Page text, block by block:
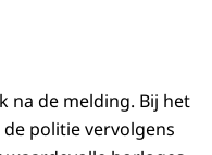
na de melding. Bij het
politie vervolgens